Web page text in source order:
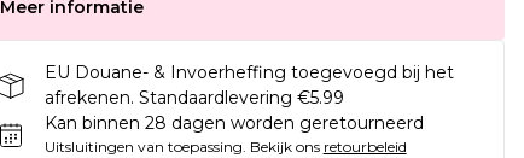
Meer informatie
EU Douane- & Invoerheffing toegevoegd bij het
afrekenen. Standaardlevering €5.99
Kan binnen 28 dagen worden geretourneerd
Uitsluitingen van toepassing. Bekijk ons retourbeleid